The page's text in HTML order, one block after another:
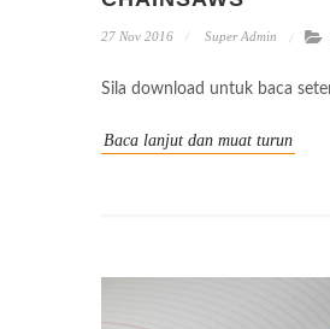
27 Nov 2016 Super Admin
Sila download untuk baca
Baca lanjut dan muat turun